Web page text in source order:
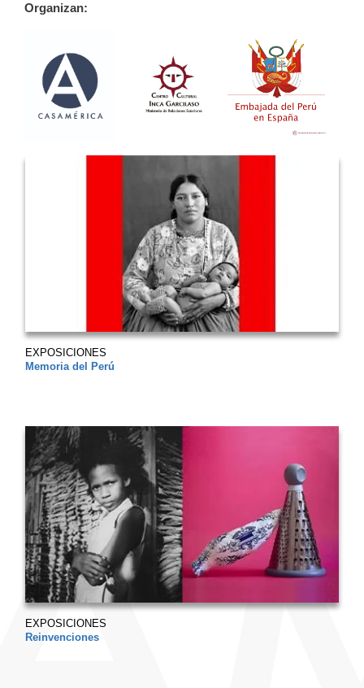
Organizan:
EXPOSICIONES
Memoria del Perú
EXPOSICIONES
Reinvenciones